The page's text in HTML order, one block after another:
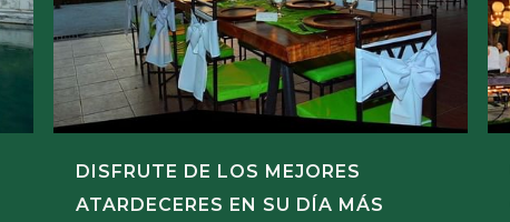
DISFRUTE DE LOS MEJORES
ATARDECERES EN SU DÍA MÁS